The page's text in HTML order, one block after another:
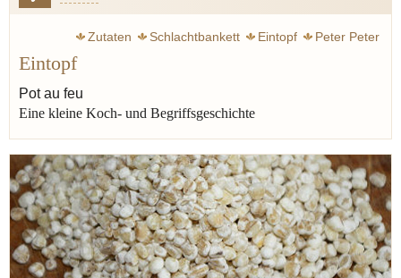
Zutaten Schlachtbankett Eintopf
Peter Peter
Jünger Ernst
Linsen
Speck
Wurst Fleisch Cassoulet
Eintopf
Pot au feu
Eine kleine Koch- und Begriffsgeschichte